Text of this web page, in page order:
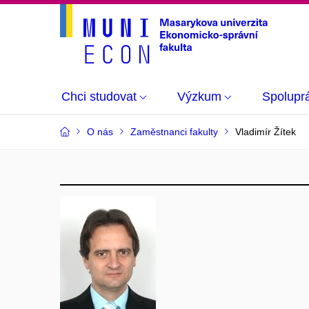
Chci studovat Výzkum
O nás Zaměstnanci fakulty Vladimír Žítek